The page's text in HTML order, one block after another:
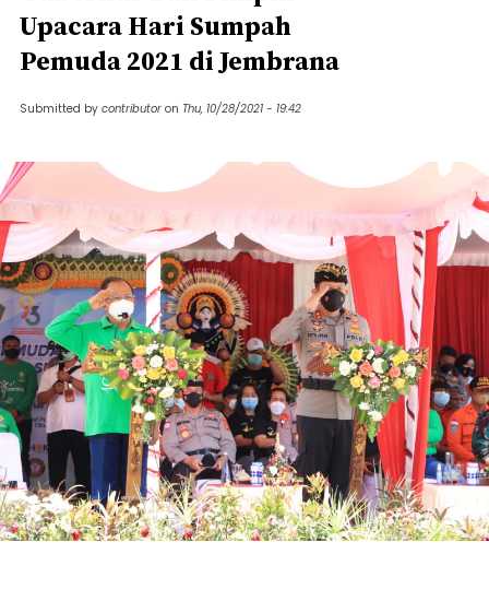
Upacara Hari Sumpah
Pemuda 2021 di Jembrana
Submitted by contributor on Thu, 10/28/2021 - 19:42